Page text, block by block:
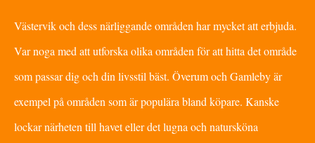
Västervik och dess närliggande områden har mycket att erbjuda.
Var noga med att utforska olika områden för att hitta det område
som passar dig och din livsstil bäst. Överum och Gamleby är
exempel på områden som är populära bland köpare. Kanske
lockar närheten till havet eller det lugna och natursköna